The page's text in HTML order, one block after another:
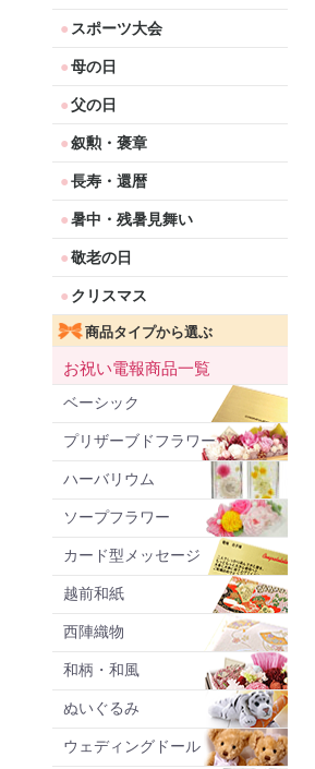
スポーツ大会
母の日
父の日
叙勲・褒章
長寿・還暦
暑中・残暑見舞い
敬老の日
クリスマス
商品タイプから選ぶ
お祝い電報商品一覧
ベーシック
プリザーブドフラワー
ハーバリウム
ソープフラワー
カード型メッセージ
越前和紙
西陣織物
和柄・和風
ぬいぐるみ
ウェディングドール